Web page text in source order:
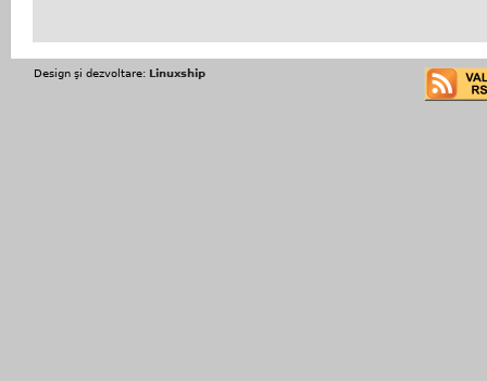
Design şi dezvoltare: Linuxship